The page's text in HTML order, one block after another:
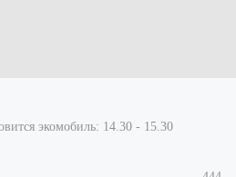
экомобиль: 14.30 - 15.30